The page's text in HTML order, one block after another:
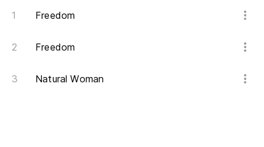
Freedom
Freedom
Natural Woman